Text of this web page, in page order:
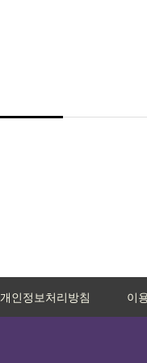
개인정보처리방침 이